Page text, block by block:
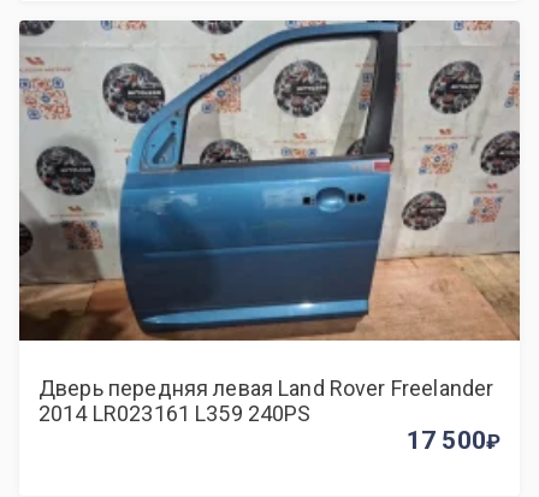
Дверь передняя левая Land Rover Freelander
2014 LR023161 L359 240PS
17 500